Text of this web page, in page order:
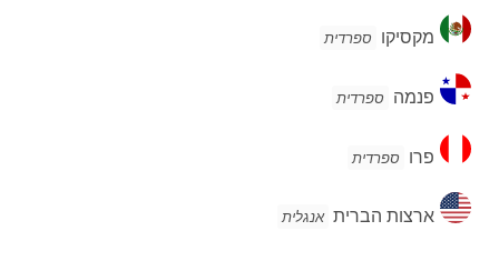
מקסיקו
מקסיקו ספרדית
פנמה
פנמה ספרדית
פרופרו ספרדית
ארצות
הברית
ארצות הברית אנגלית